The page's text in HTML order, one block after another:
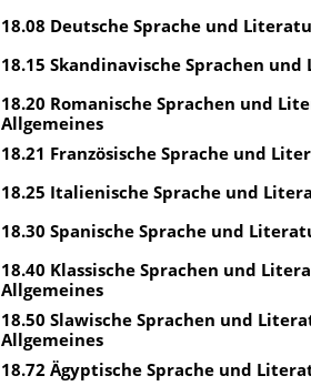
18.08 Deutsche Sprache und
18.15 Skandinavische Sprachen
18.20 Romanische Sprachen und
Allgemeines
18.21 Französische Sprache und
18.25 Italienische Sprache und
18.30 Spanische Sprache und
18.40 Klassische Sprachen und
Allgemeines
18.50 Slawische Sprachen und
Allgemeines
18.72 Ägyptische Sprache und